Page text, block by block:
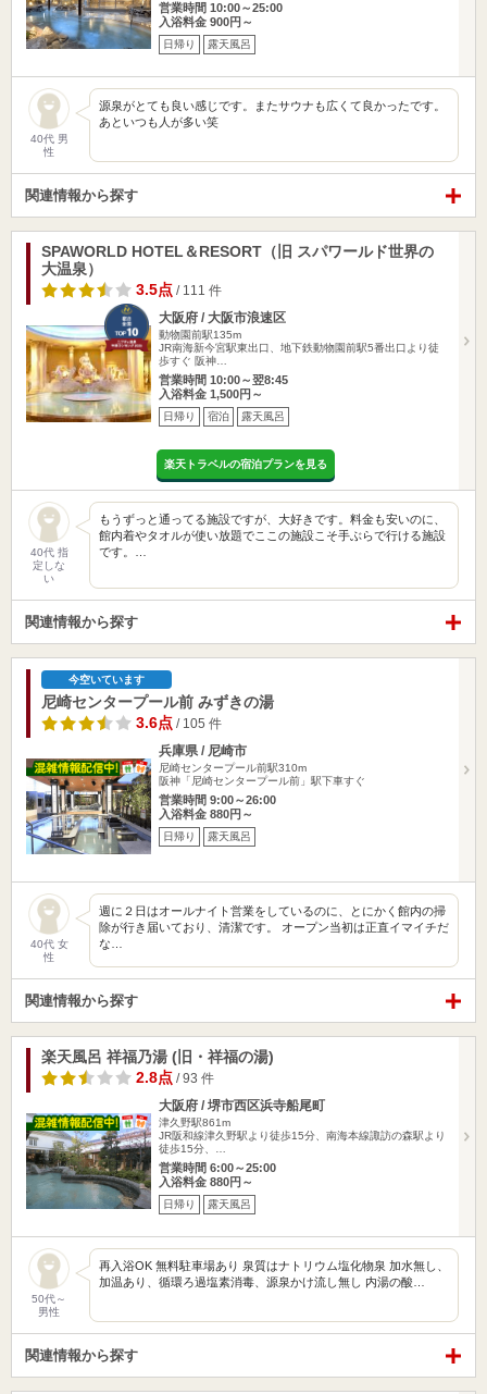
営業時間 10:00～25:00
入浴料金 900円～
日帰り 露天風呂
40代 男
性
源泉がとても良い感じです。またサウナも広くて良かったです。
あといつも人が多い笑
関連情報から探す
SPAWORLD HOTEL＆RESORT（旧 スパワールド世界の
大温泉）
3.5点 / 111 件
大阪府 / 大阪市浪速区
動物園前駅135m
JR南海新今宮駅東出口、地下鉄動物園前駅5番出口より徒
歩すぐ 阪神…
営業時間 10:00～翌8:45
入浴料金 1,500円～
日帰り 宿泊 露天風呂
楽天トラベルの宿泊プランを見る
40代 指
定しな
い
もうずっと通ってる施設ですが、大好きです。料金も安いのに、
館内着やタオルが使い放題でここの施設こそ手ぶらで行ける施設
です。…
関連情報から探す
今空いています
尼崎センタープール前 みずきの湯
3.6点 / 105 件
兵庫県 / 尼崎市
尼崎センタープール前駅310m
阪神「尼崎センタープール前」駅下車すぐ
営業時間 9:00～26:00
入浴料金 880円～
日帰り 露天風呂
40代 女
性
週に２日はオールナイト営業をしているのに、とにかく館内の掃
除が行き届いており、清潔です。 オープン当初は正直イマイチだ
な…
関連情報から探す
楽天風呂 祥福乃湯 (旧・祥福の湯)
2.8点 / 93 件
大阪府 / 堺市西区浜寺船尾町
津久野駅861m
JR阪和線津久野駅より徒歩15分、南海本線諏訪の森駅より
徒歩15分、…
営業時間 6:00～25:00
入浴料金 880円～
日帰り 露天風呂
50代～
男性
再入浴OK 無料駐車場あり 泉質はナトリウム塩化物泉 加水無し、
加温あり、循環ろ過塩素消毒、源泉かけ流し無し 内湯の酸…
関連情報から探す